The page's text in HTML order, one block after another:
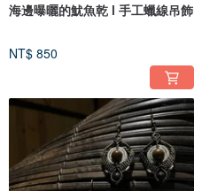
海邊曝曬的魷魚乾 l 手工蠟線吊飾
NT$ 850